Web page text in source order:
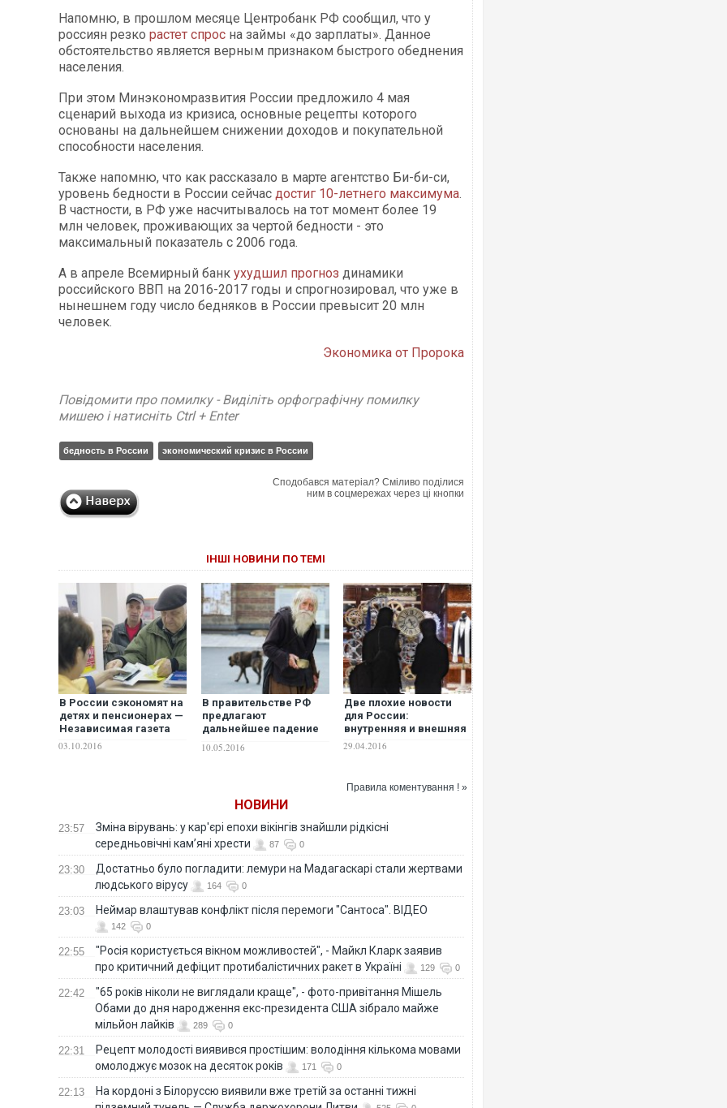
Напомню, в прошлом месяце Центробанк РФ сообщил, что у
россиян резко растет спрос на займы «до зарплаты». Данное
обстоятельство является верным признаком быстрого обеднения
населения.
При этом Минэкономразвития России предложило 4 мая
сценарий выхода из кризиса, основные рецепты которого
основаны на дальнейшем снижении доходов и покупательной
способности населения.
Также напомню, что как рассказало в марте агентство Би-би-си,
уровень бедности в России сейчас достиг 10-летнего максимума.
В частности, в РФ уже насчитывалось на тот момент более 19
млн человек, проживающих за чертой бедности - это
максимальный показатель с 2006 года.
А в апреле Всемирный банк ухудшил прогноз динамики
российского ВВП на 2016-2017 годы и спрогнозировал, что уже в
нынешнем году число бедняков в России превысит 20 млн
человек.
Экономика от Пророка
Повідомити про помилку - Виділіть орфографічну помилку
мишею і натисніть Ctrl + Enter
бедность в России экономический кризис в России
Сподобався матеріал? Сміливо поділися
ним в соцмережах через ці кнопки
ІНШІ НОВИНИ ПО ТЕМІ
В России сэкономят на
детях и пенсионерах —
Независимая газета
03.10.2016
В правительстве РФ
предлагают
дальнейшее падение
10.05.2016
Две плохие новости
для России:
внутренняя и внешняя
29.04.2016
Правила коментування ! »
НОВИНИ
23:57
Зміна вірувань: у кар'єрі епохи вікінгів знайшли рідкісні
середньовічні кам’яні хрести
87 0
23:30
Достатньо було погладити: лемури на Мадагаскарі стали жертвами
людського вірусу
164 0
23:03 Неймар влаштував конфлікт після перемоги "Сантоса". ВІДЕО
142 0
22:55
"Росія користується вікном можливостей", - Майкл Кларк заявив
про критичний дефіцит протибалістичних ракет в Україні
129 0
22:42
"65 років ніколи не виглядали краще", - фото-привітання Мішель
Обами до дня народження екс-президента США зібрало майже
мільйон лайків
289 0
22:31
Рецепт молодості виявився простішим: володіння кількома мовами
омолоджує мозок на десяток років
171 0
22:13
На кордоні з Білоруссю виявили вже третій за останні тижні